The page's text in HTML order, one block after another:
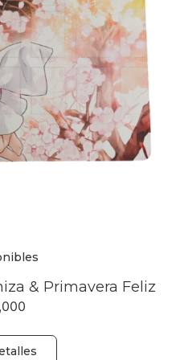
& Primavera Feliz